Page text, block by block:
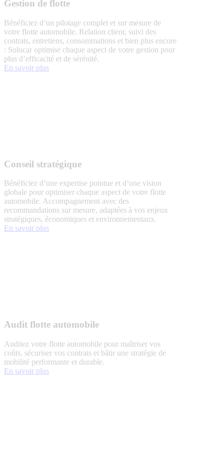
Gestion de flotte
Bénéficiez d’un pilotage complet et sur mesure de
votre flotte automobile. Relation client, suivi des
contrats, entretiens, consommations et bien plus encore
: Solucar optimise chaque aspect de votre gestion pour
plus d’efficacité et de sérénité.
En savoir plus
Conseil stratégique
Bénéficiez d’une expertise pointue et d’une vision
globale pour optimiser chaque aspect de votre flotte
automobile. Accompagnement avec des
recommandations sur mesure, adaptées à vos enjeux
stratégiques, économiques et environnementaux.
En savoir plus
Audit flotte automobile
Auditez votre flotte automobile pour maîtriser vos
coûts, sécuriser vos contrats et bâtir une stratégie de
mobilité performante et durable.
En savoir plus